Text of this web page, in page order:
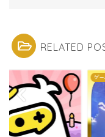
RELATED
ゲー